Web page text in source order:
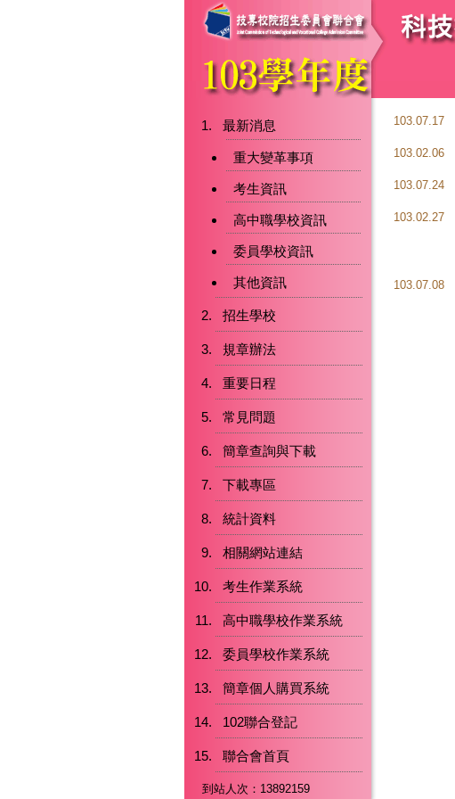
最新消息
重大變革事項
考生資訊
高中職學校資訊
委員學校資訊
其他資訊
招生學校
規章辦法
重要日程
常見問題
簡章查詢與下載
下載專區
統計資料
相關網站連結
考生作業系統
高中職學校作業系統
委員學校作業系統
簡章個人購買系統
102聯合登記
聯合會首頁
到站人次：13892159
103.07.17
103.02.06
103.07.24
103.02.27
103.07.08